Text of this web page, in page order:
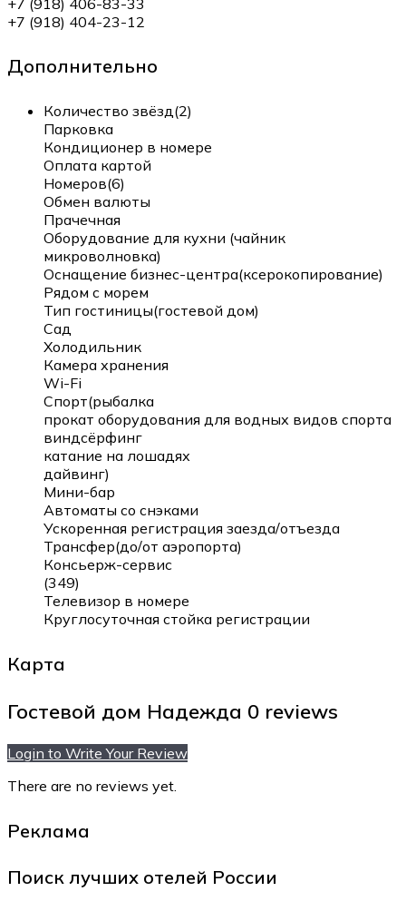
+7 (918) 404-23-12
Дополнительно
Количество звёзд(2)
Парковка
Кондиционер в номере
Оплата картой
Номеров(6)
Обмен валюты
Прачечная
Оборудование для кухни (чайник
микроволновка)
Оснащение бизнес-центра(ксерокопирование)
Рядом с морем
Тип гостиницы(гостевой дом)
Сад
Холодильник
Камера хранения
Wi-Fi
Спорт(рыбалка
прокат оборудования для водных видов спорта
виндсёрфинг
катание на лошадях
дайвинг)
Мини-бар
Автоматы со снэками
Ускоренная регистрация заезда/отъезда
Трансфер(до/от аэропорта)
Консьерж-сервис
(349)
Телевизор в номере
Круглосуточная стойка регистрации
Карта
Гостевой дом Надежда 0 reviews
Login to Write Your Review
There are no reviews yet.
Реклама
Поиск лучших отелей России